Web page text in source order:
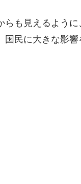
も見えるよう
民に大きな影響